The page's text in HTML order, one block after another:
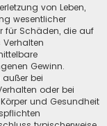
von Leben,
wesentlicher
für Schäden, die auf
Gewinn.
bei
oder bei
und Gesundheit